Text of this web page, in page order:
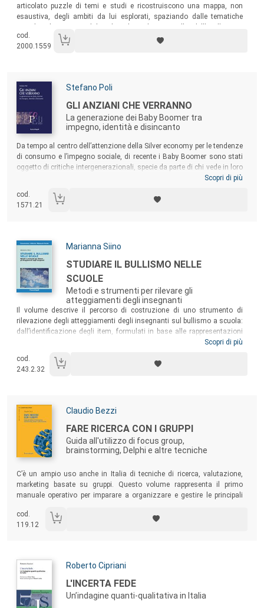
articolato puzzle di temi e studi e ricostruiscono una mappa, non
esaustiva, degli ambiti da lui esplorati, spaziando dalle tematiche
Artificiale, sino a quelle della didattica innovativa e della robotica
educativa.
cod.
2000.1559
Autori:
Stefano Poli
Titolo:
GLI ANZIANI CHE VERRANNO
La generazione dei Baby Boomer tra
impegno, identità e disincanto
Sommario:
Da tempo al centro dell’attenzione della Silver economy per le tendenze
di consumo e l’impegno sociale, di recente i Baby Boomer sono stati
oggetto di critiche intergenerazionali, specie da parte di chi vede in loro
un gruppo dotato di privilegi e garanzie economiche. Il volume vuole
comportamento dei Boomer, approfondendone le condizioni
socioeconomiche, gli stili di vita, di consumo e fruizione culturale e,
Scopri di più
cod.
1571.21
Autori:
Marianna Siino
Titolo:
STUDIARE IL BULLISMO NELLE
SCUOLE
Metodi e strumenti per rilevare gli
atteggiamenti degli insegnanti
Sommario:
Il volume descrive il percorso di costruzione di uno strumento di
rilevazione degli atteggiamenti degli insegnanti sul bullismo a scuola:
dall’identificazione degli item, formulati in base alle rappresentazioni
diffuse sul fenomeno, alla loro ricomposizione e sintesi, fino alla
logistico ampiamente utilizzato come strumento sia per la
costruzione di scale di misura sia per l’analisi degli item.
Scopri di più
cod.
243.2.32
Autori:
Claudio Bezzi
Titolo:
FARE RICERCA CON I GRUPPI
Guida all'utilizzo di focus group,
brainstorming, Delphi e altre tecniche
C’è un ampio uso anche in Italia di tecniche di ricerca, valutazione,
marketing basate su gruppi. Questo volume rappresenta il primo
manuale operativo per imparare a organizzare e gestire le principali
cod.
119.12
Autori:
Roberto Cipriani
Titolo:
L'INCERTA FEDE
Un’indagine quanti-qualitativa in Italia